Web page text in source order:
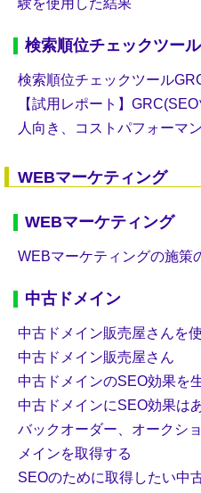
験を使用した結果
検索順位チェックツー
検索順位チェックツール
【試用レポート】
人向き、コストパフォーマ
WEBマーケティング
WEBマーケティング
WEBマーケティングの施策
中古ドメイン
中古ドメイン販売屋さんを
中古ドメイン販売屋さん
中古ドメインのSEO効果を
中古ドメインにSEO効果は
バックオーダー、オークシ
メインを取得する
SEOのために取得したい中